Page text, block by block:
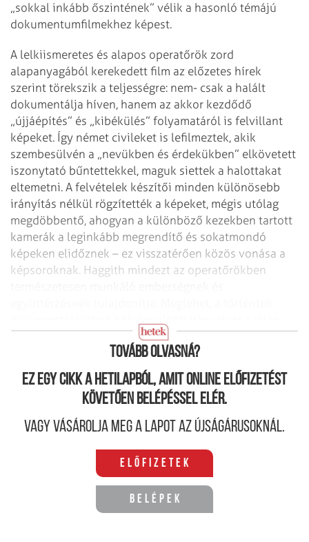
„sokkal inkább őszintének” vélik a hasonló témájú
dokumentumfilmekhez képest.
A lelkiismeretes és alapos operatőrök zord
alapanyagából kerekedett film az előzetes hírek
szerint törekszik a teljességre: nem- csak a halált
dokumentálja híven, hanem az akkor kezdődő
„újjáépítés” és „kibékülés” folyamatáról is felvillant
képeket. Így német civileket is lefilmeztek, akik
szembesülvén a „nevükben és érdekükben” elkövetett
iszonytató bűntettekkel, maguk siettek a halottakat
eltemetni. A felvételek készítői minden különösebb
irányítás nélkül rögzítették a képeket, mégis utólag
megdöbbentő, ahogyan a különböző kezekben tartott
kamerák a leginkább megrendítő és sokatmondó
képeken elidőznek – ez visszatérően közös vonása a
képsoroknak. Haggith mindezt az operatőrökben
legragyogóbb művésze sem adhatott volna.
Tovább olvasná?
Ez egy cikk a hetilapból, amit online előfizetést
követően belépéssel elér.
Vagy vásárolja meg a lapot az újságárusoknál.
Előfizetek
Belépek